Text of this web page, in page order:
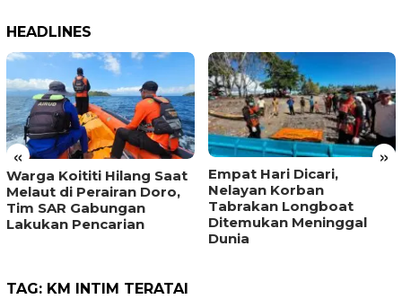
HEADLINES
« »
Warga Koititi Hilang Saat
Melaut di Perairan Doro,
Tim SAR Gabungan
Lakukan Pencarian
Empat Hari Dicari,
Nelayan Korban
Tabrakan Longboat
Ditemukan Meninggal
Dunia
TAG: KM INTIM TERATAI